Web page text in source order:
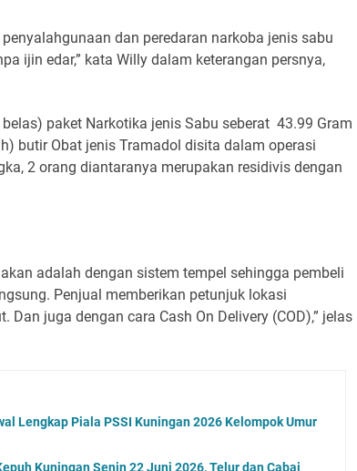
dan peredaran narkoba jenis sabu
ijin edar,” kata Willy dalam keterangan persnya,
paket Narkotika jenis Sabu seberat 43.99 Gram
butir Obat jenis Tramadol disita dalam operasi
2 orang diantaranya merupakan residivis dengan
adalah dengan sistem tempel sehingga pembeli
Penjual memberikan petunjuk lokasi
Dan juga dengan cara Cash On Delivery (COD),” jelas
Lengkap Piala PSSI Kuningan 2026 Kelompok Umur
Kuningan Senin 22 Juni 2026, Telur dan Cabai